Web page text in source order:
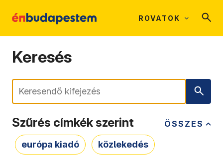
ROVATOK
Keresés
Keresés
ÖSSZES
Szűrés címkék szerint
európa kiadó közlekedés